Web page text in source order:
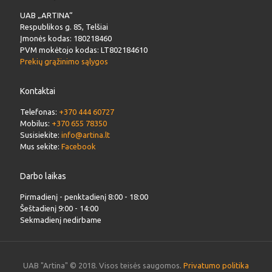
UAB „ARTINA“
Respublikos g. 85, Telšiai
Įmonės kodas: 180218460
PVM mokėtojo kodas: LT802184610
Prekių grąžinimo sąlygos
Kontaktai
Telefonas: +370 444 60727
Mobilus: +370 655 78350
Susisiekite: info@artina.lt
Mus sekite: Facebook
Darbo laikas
Pirmadienį - penktadienį 8:00 - 18:00
Šeštadienį 9:00 - 14:00
Sekmadienį nedirbame
UAB "Artina" © 2018. Visos teisės saugomos. Privatumo politika